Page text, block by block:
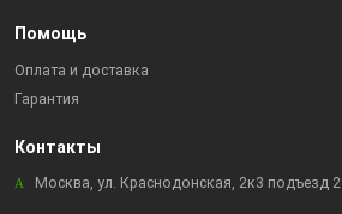
Помощь
Оплата и доставка
Гарантия
Контакты
Москва, ул. Краснодонская, 2к3 подъезд 2